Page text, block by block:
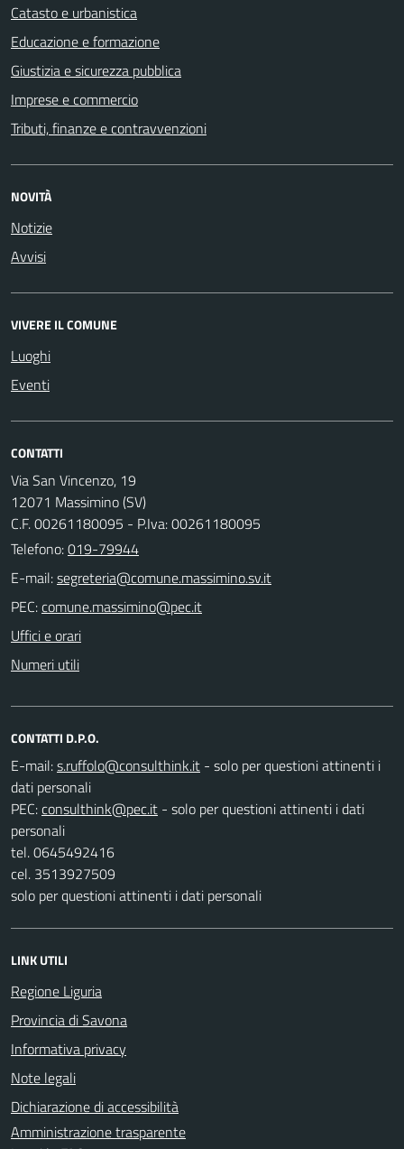
Catasto e urbanistica
Educazione e formazione
Giustizia e sicurezza pubblica
Imprese e commercio
Tributi, finanze e contravvenzioni
NOVITÀ
Notizie
Avvisi
VIVERE IL COMUNE
Luoghi
Eventi
CONTATTI
Via San Vincenzo, 19
12071 Massimino (SV)
C.F. 00261180095 - P.Iva: 00261180095
Telefono:019-79944
E-mail:
PEC:
Uffici e orari
Numeri utili
CONTATTI D.P.O.
E-mail:
- solo per questioni attinenti i
dati personali
PEC:
- solo per questioni attinenti i dati
personali
tel. 0645492416
cel. 3513927509
solo per questioni attinenti i dati personali
LINK UTILI
Regione Liguria
Provincia di Savona
Informativa privacy
Note legali
Dichiarazione di accessibilità
Amministrazione trasparente